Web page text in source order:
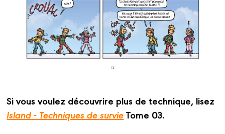
Si vous voulez découvrire plus de technique, lisez
Island - Techniques de survieTome 03.